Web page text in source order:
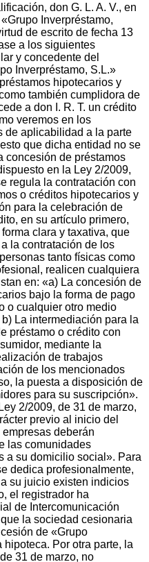
don G. L. A. V., en
Inverpréstamo,
de escrito de fecha 13
a los siguientes
y concedente del
Inverpréstamo, S.L.»
hipotecarios y
también cumplidora de
a don I. R. T. un crédito
veremos en los
de aplicabilidad a la parte
que dicha entidad no se
concesión de préstamos
en la Ley 2/2009,
regula la contratación con
o créditos hipotecarios y
para la celebración de
en su artículo primero,
clara y taxativa, que
la contratación de los
tanto físicas como
realicen cualquiera
en: «a) La concesión de
bajo la forma de pago
o cualquier otro medio
La intermediación para la
préstamo o crédito con
mediante la
de trabajos
de los mencionados
la puesta a disposición de
para su suscripción».
2/2009, de 31 de marzo,
previo al inicio del
deberán
las comunidades
a su domicilio social». Para
dedica profesionalmente,
su juicio existen indicios
el registrador ha
de Intercomunicación
la sociedad cesionaria
de «Grupo
hipoteca. Por otra parte, la
31 de marzo, no